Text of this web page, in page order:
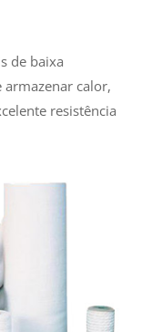
de baixa
armazenar calor,
resistência